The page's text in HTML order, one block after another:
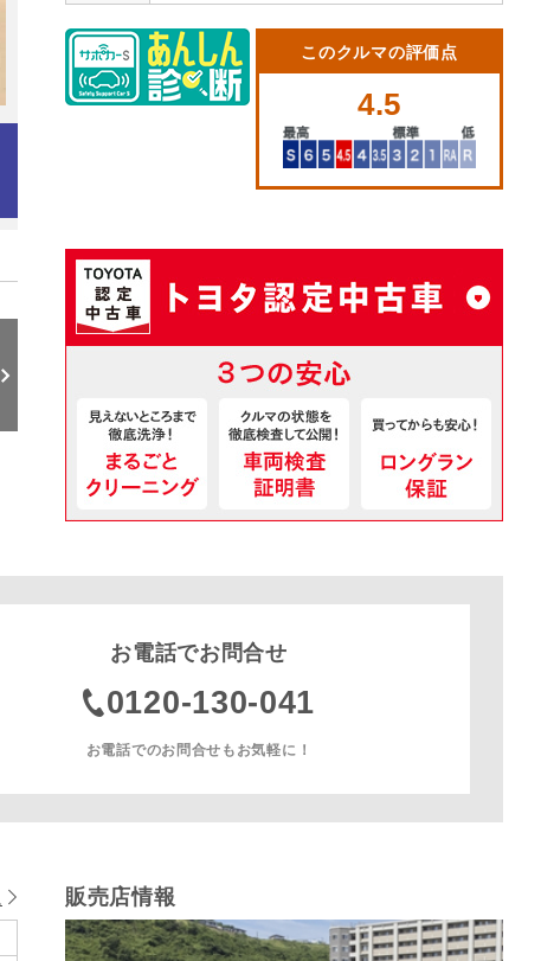
このクルマの評価点
4.5
お電話でお問合せ
0120-130-041
お電話でのお問合せもお気軽に！
販売店情報